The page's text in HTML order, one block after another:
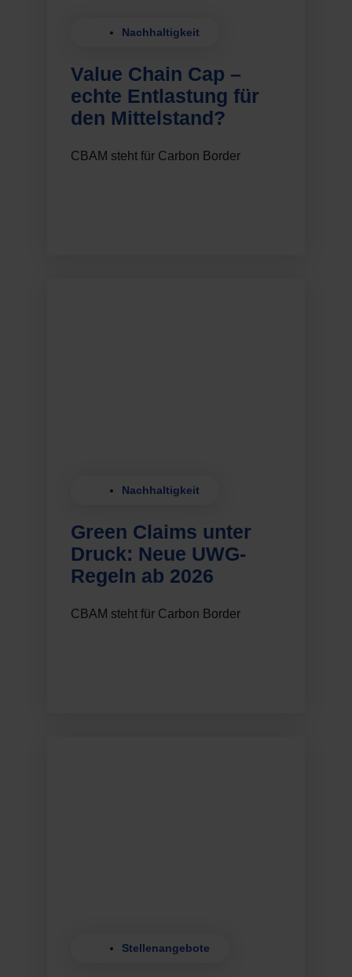
Nachhaltigkeit
Value Chain Cap –
echte Entlastung für
den Mittelstand?
CBAM steht für Carbon Border
Nachhaltigkeit
Green Claims unter
Druck: Neue UWG-
Regeln ab 2026
CBAM steht für Carbon Border
Stellenangebote